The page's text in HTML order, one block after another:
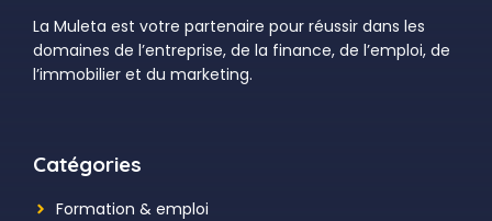
La Muleta est votre partenaire pour réussir dans les
domaines de l’entreprise, de la finance, de l’emploi, de
l’immobilier et du marketing.
Catégories
Formation & emploi